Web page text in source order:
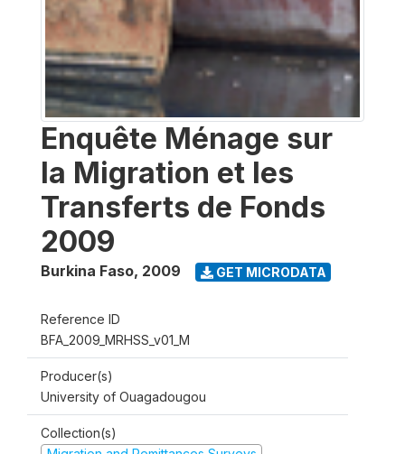
Enquête Ménage sur
la Migration et les
Transferts de Fonds
2009
Burkina Faso, 2009 GET MICRODATA
Reference ID
BFA_2009_MRHSS_v01_M
Producer(s)
University of Ouagadougou
Collection(s)